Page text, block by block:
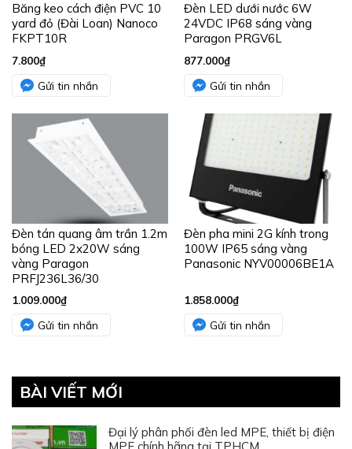
Băng keo cách điện PVC 10
yard đỏ (Đài Loan) Nanoco
FKPT10R
7.800₫
Gửi tin nhắn
Đèn LED dưới nước 6W
24VDC IP68 sáng vàng
Paragon PRGV6L
877.000₫
Gửi tin nhắn
Đèn tán quang âm trần 1.2m
bóng LED 2x20W sáng
vàng Paragon
PRFJ236L36/30
1.009.000₫
Gửi tin nhắn
Đèn pha mini 2G kính trong
100W IP65 sáng vàng
Panasonic NYV00006BE1A
1.858.000₫
Gửi tin nhắn
BÀI VIẾT MỚI
Đại lý phân phối đèn led MPE, thiết bị điện